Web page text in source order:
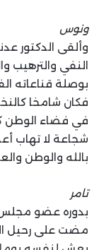
ونوس
وألقى الدكتور
النفي والترهيب
بوصلة قناعاته
فكان شامخا
في فضاء الوطن
شجاعة لا تهاب
بالله والوطن
تامر
بدوره عضو مجلس
مضت على رحيل